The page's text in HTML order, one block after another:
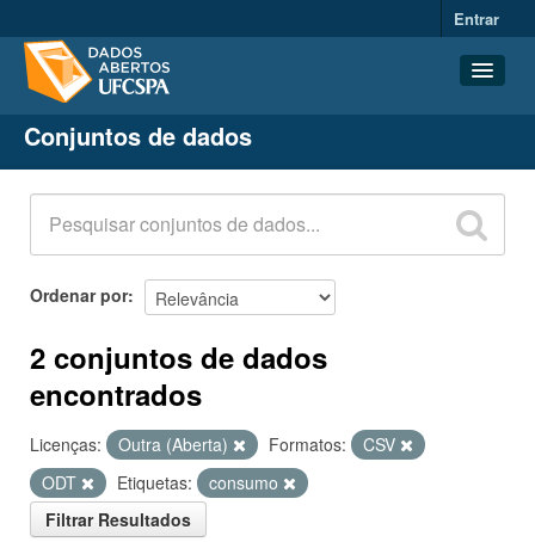
Entrar
Conjuntos de dados
Organizações
Grupos
Sobre
Conjuntos de dados
Ordenar por
2 conjuntos de dados
encontrados
Licenças: Outra (Aberta) Formatos:
CSV
ODT
Etiquetas:
consumo
Filtrar Resultados